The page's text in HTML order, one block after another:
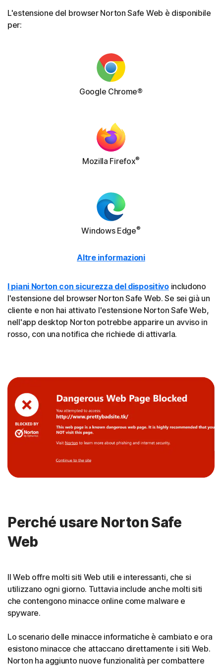
L'estensione del browser Norton Safe Web è disponibile
per:
Google Chrome®
Mozilla Firefox®
Windows Edge®
Altre informazioni
I piani Norton con sicurezza del dispositivoincludono
l'estensione del browser Norton Safe Web. Se sei già un
cliente e non hai attivato l'estensione Norton Safe Web,
nell'app desktop Norton potrebbe apparire un avviso in
rosso, con una notifica che richiede di attivarla.
Perché usare Norton Safe
Web
Il Web offre molti siti Web utili e interessanti, che si
utilizzano ogni giorno. Tuttavia include anche molti siti
che contengono minacce online come malware e
spyware.
Lo scenario delle minacce informatiche è cambiato e ora
esistono minacce che attaccano direttamente i siti Web.
Norton ha aggiunto nuove funzionalità per combattere